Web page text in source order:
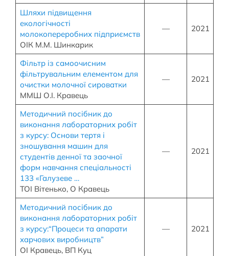
Шляхи підвищення
екологічності
молокопереробних підприємств
ОІК М.М. Шинкарик
— 2021
Фільтр із самоочисним
фільтрувальним елементом для
очистки молочної сироватки
ММШ О.І. Кравець
— 2021
Методичний посібник до
виконання лабораторних робіт
з курсу: Основи тертя і
зношування машин для
студентів денної та заочної
форм навчання спеціальності
133 «Галузеве …
ТОІ Вітенько, О Кравець
— 2021
Методичний посібник до
виконання лабораторних робіт
з курсу:“Процеси та апарати
харчових виробництв”
ОІ Кравець, ВП Куц
— 2021